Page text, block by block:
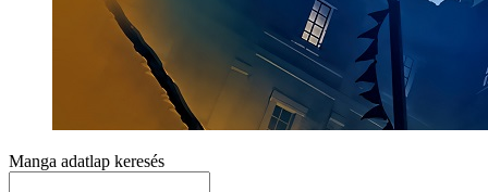
Manga adatlap keresés